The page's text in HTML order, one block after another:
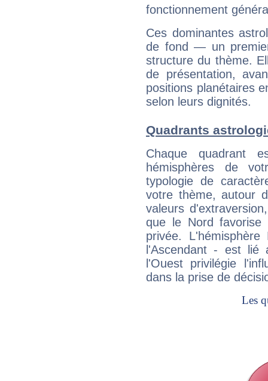
fonctionnement
Ces dominantes
de fond — un
structure du thème.
de présentation,
positions planétaires
selon leurs dignités.
Quadrants
Chaque quadrant
hémisphères de
typologie de
votre thème, autour
valeurs
que le Nord favorise
privée.
l'Ascendant - est
l'Ouest privilégie
dans la prise de